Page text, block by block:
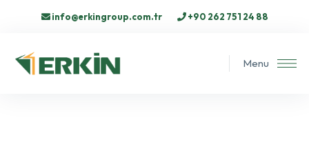
info@erkingroup.com.tr +90 262 751 24 88
Menu